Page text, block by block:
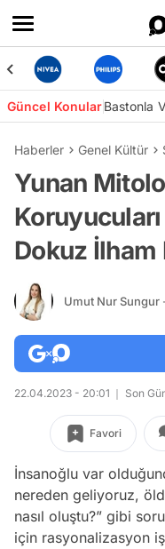
Güncel KonularBastonla
Haberler Genel Kültür
Yunan
Dokuz İlham
Umut Nur Sungur
22.04.2023 - 20:01 Son
Favori
İnsanoğlu var
nereden geliyoruz,
nasıl oluştu?” gibi
için rasyonalizasyon